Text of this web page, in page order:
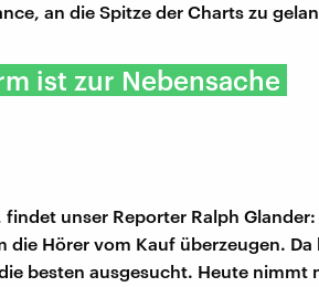
an die Spitze der Charts zu
ist zur Nebensache
unser Reporter Ralph
die Hörer vom Kauf überzeugen. Da
besten ausgesucht. Heute nimmt